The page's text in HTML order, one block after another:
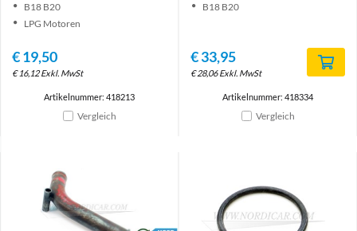
B18 B20
LPG Motoren
€19,50
€16,12 Exkl. MwSt
Artikelnummer: 418213
Vergleich
B18 B20
€33,95
€28,06 Exkl. MwSt
Artikelnummer: 418334
Vergleich